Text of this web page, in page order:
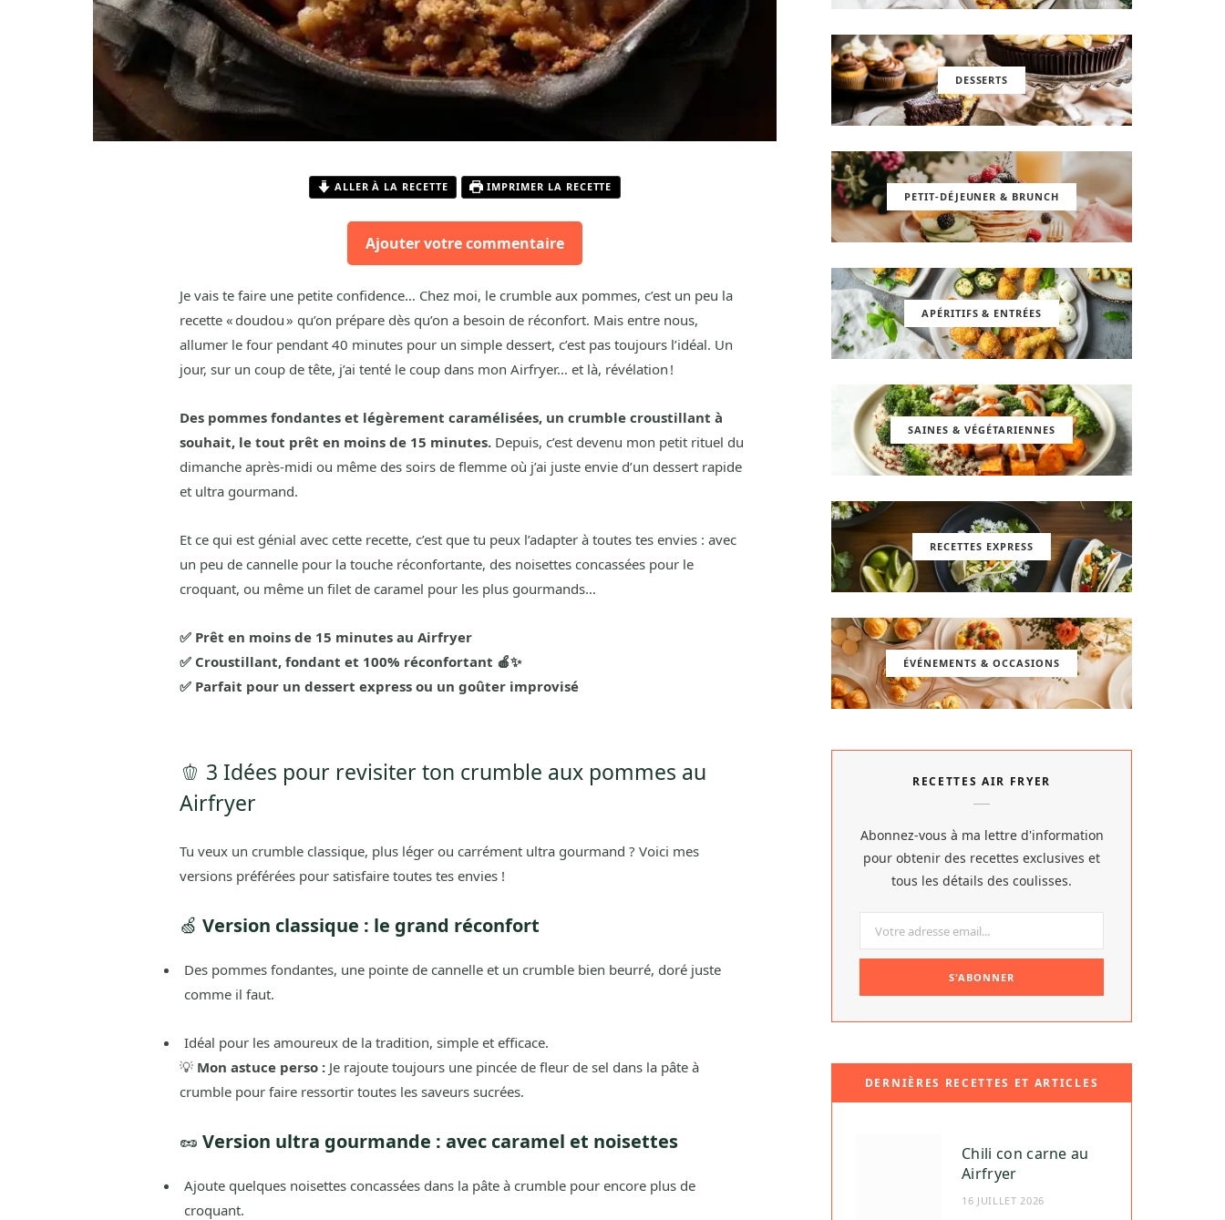
ALLER À LA RECETTE IMPRIMER LA RECETTE
Ajouter votre commentaire
Je vais te faire une petite confidence… Chez moi, le crumble aux pommes, c’est un peu la
recette « doudou » qu’on prépare dès qu’on a besoin de réconfort. Mais entre nous,
allumer le four pendant 40 minutes pour un simple dessert, c’est pas toujours l’idéal. Un
jour, sur un coup de tête, j’ai tenté le coup dans mon Airfryer… et là, révélation !
Des pommes fondantes et légèrement caramélisées, un crumble croustillant à
souhait, le tout prêt en moins de 15 minutes.Depuis, c’est devenu mon petit rituel du
dimanche après-midi ou même des soirs de flemme où j’ai juste envie d’un dessert rapide
et ultra gourmand.
Et ce qui est génial avec cette recette, c’est que tu peux l’adapter à toutes tes envies : avec
un peu de cannelle pour la touche réconfortante, des noisettes concassées pour le
croquant, ou même un filet de caramel pour les plus gourmands…
✅ Prêt en moins de 15 minutes au Airfryer
✅ Croustillant, fondant et 100% réconfortant 🍎✨
✅ Parfait pour un dessert express ou un goûter improvisé
🫑 3 Idées pour revisiter ton crumble aux pommes au
Airfryer
Tu veux un crumble classique, plus léger ou carrément ultra gourmand ? Voici mes
versions préférées pour satisfaire toutes tes envies !
🍏 Version classique : le grand réconfort
Des pommes fondantes, une pointe de cannelle et un crumble bien beurré, doré juste
comme il faut.
Idéal pour les amoureux de la tradition, simple et efficace.
💡 Mon astuce perso :Je rajoute toujours une pincée de fleur de sel dans la pâte à
crumble pour faire ressortir toutes les saveurs sucrées.
🥜 Version ultra gourmande : avec caramel et noisettes
Ajoute quelques noisettes concassées dans la pâte à crumble pour encore plus de
croquant.
DESSERTS
PETIT-DÉJEUNER & BRUNCH
APÉRITIFS & ENTRÉES
SAINES & VÉGÉTARIENNES
RECETTES EXPRESS
ÉVÉNEMENTS & OCCASIONS
RECETTES AIR FRYER
Abonnez-vous à ma lettre d'information
pour obtenir des recettes exclusives et
tous les détails des coulisses.
DERNIÈRES RECETTES ET ARTICLES
Chili con carne au
Airfryer
16 JUILLET 2026